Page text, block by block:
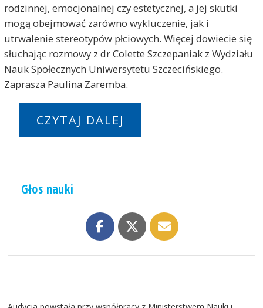
rodzinnej, emocjonalnej czy estetycznej, a jej skutki
mogą obejmować zarówno wykluczenie, jak i
utrwalenie stereotypów płciowych. Więcej dowiecie się
słuchając rozmowy z dr Colette Szczepaniak z Wydziału
Nauk Społecznych Uniwersytetu Szczecińskiego.
Zaprasza Paulina Zaremba.
CZYTAJ DALEJ
Głos nauki